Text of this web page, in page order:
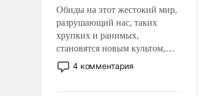
Обиды на этот жестокий мир,
разрушающий нас, таких
хрупких и ранимых,
становятся новым культом,
постепенно вытесняя и
отменяя традиционное
4 комментария